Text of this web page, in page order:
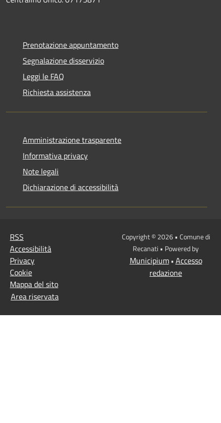
Prenotazione appuntamento
Segnalazione disservizio
Leggi le FAQ
Richiesta assistenza
Amministrazione trasparente
Informativa privacy
Note legali
Dichiarazione di accessibilità
RSS
Accessibilità
Privacy
Cookie
Mappa del sito
Area riservata
Copyright © 2026 • Comune di
Recanati • Powered by
Municipium• Accesso
redazione